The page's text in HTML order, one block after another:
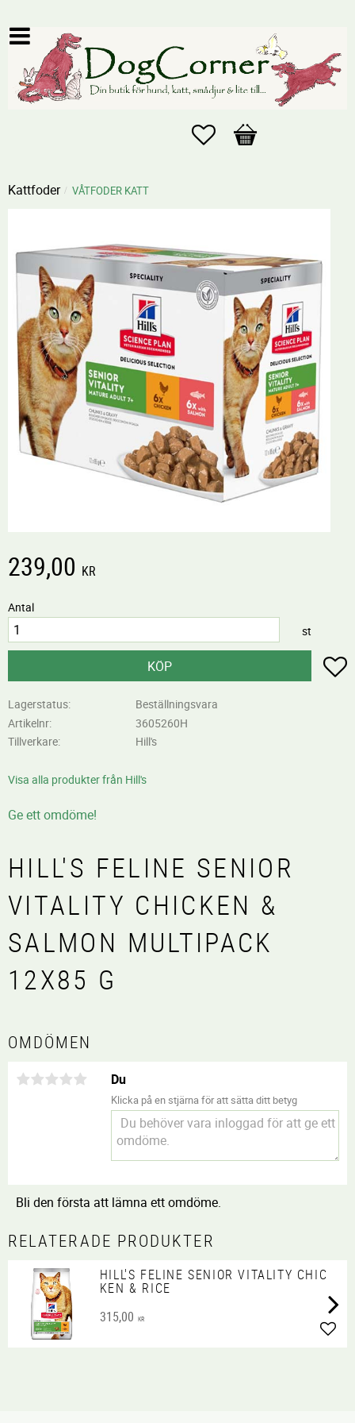
Favoriter
Kundvagn
Kattfoder VÅTFODER KATT
239,00 KR
Antal
st
KÖP
Lagerstatus
Beställningsvara
Artikelnr
3605260H
Tillverkare
Hill's
Visa alla produkter från Hill's
Ge ett omdöme!
HILL'S FELINE SENIOR
VITALITY CHICKEN &
SALMON MULTIPACK
12X85 G
OMDÖMEN
Du
Klicka på en stjärna för att sätta ditt betyg
Bli den första att lämna ett omdöme.
RELATERADE PRODUKTER
HILL'S FELINE SENIOR VITALITY CHIC
KEN & RICE
315,00 KR